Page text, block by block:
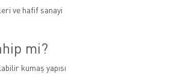
ve hafif sanayi
mi?
kumaş yapısı